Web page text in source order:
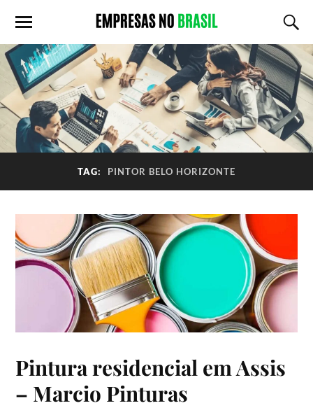
TAG: PINTOR BELO HORIZONTE
Pintura residencial em Assis
– Marcio Pinturas